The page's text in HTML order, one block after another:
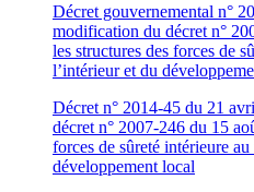
Décret gouvernemental n°
modification du décret n°
les structures des forces de
l’intérieur et du
Décret n° 2014-45 du 21
décret n° 2007-246 du 15
forces de sûreté intérieure
développement local